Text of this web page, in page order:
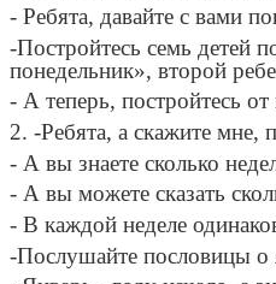
- Ребята, давайте с вами
-Постройтесь семь детей
понедельник», второй
- А теперь, постройтесь
2. -Ребята, а скажите мне,
- А вы знаете сколько
- А вы можете сказать
- В каждой неделе
-Послушайте пословицы о